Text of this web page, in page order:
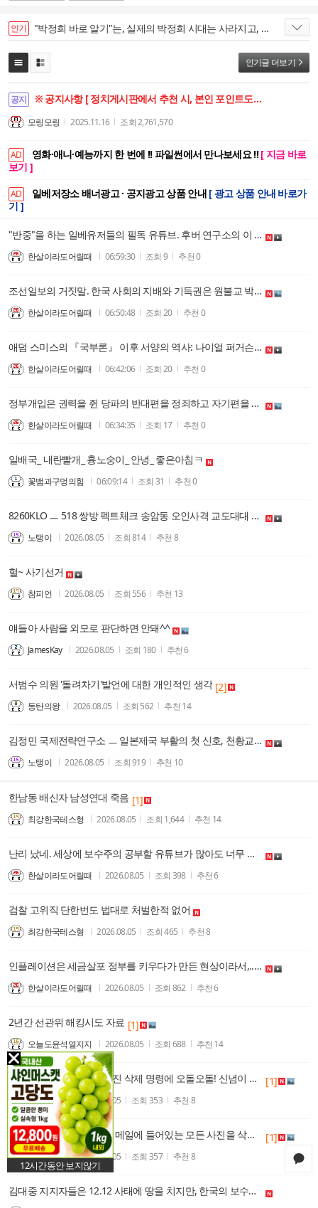
인기 "박정희 바로 알기"는, 실제의 박정희 시대는 사라지고, 전라도색깔로 왜곡된 조갑제 박정희 전기를 기억하는 팔십대 동학노인의 '빽투더 조선왕조 영남"으로 대국민 황당폭탄!
인기글 더보기
공지 ※ 공지사항 [ 정치게시판에서 추천 시, 본인 포인트도 함께 상승합니다. ]
모링모링 2025.11.16 조회2,761,570
AD 영화·애니·예능까지 한 번에 !! 파일썬에서 만나보세요 !! [ 지금 바로
보기 ]
AD 일베저장소 배너광고 · 공지광고 상품 안내 [ 광고 상품 안내 바로가
기 ]
"반중"을 하는 일베유저들의 필독 유튜브. 후버 연구소의 이 유튜브 교육꼭지를 꼭 보자. "진짜 중국공산당의 역사"
한살이라도어릴때 06:59:30 조회 9 추천0
조선일보의 거짓말. 한국 사회의 지배와 기득권은 원불교 박지원-원불교 김무성과 그 연배의 귀족연합임. 40대가 기득권이라??
한살이라도어릴때 06:50:48 조회 20 추천 0
애덤 스미스의 『국부론』 이후 서양의 역사: 나이얼 퍼거슨과 함께
한살이라도어릴때 06:42:06 조회 20 추천 0
정부개입은 권력을 쥔 당파의 반대편을 정죄하고 자기편을 편들기 위함이며, 지난 60여년은 법치주의 미달이다.
한살이라도어릴때 06:34:35 조회 17 추천 0
일배국_ 내란빨개_ 흉노숭이_ 안녕_ 좋은아침ㅋ
꽃뱀과구멍의힘 06:09:14 조회 31 추천0
8260KLO ㅡ 518 쌍방 펙트체크 송암동 오인사격 교도대대 전사자 있나 없나
노탱이 2026.08.05 조회814 추천 8
헐~ 사기선거
참피언 2026.08.05 조회 556 추천 13
얘들아 사람을 외모로 판단하면 안돼^^
JamesKay 2026.08.05 조회 180 추천6
서범수 의원 '돌려차기'발언에 대한 개인적인 생각 [2]
동탄의왕 2026.08.05 조회 562 추천 14
김정민 국제전략연구소 ㅡ 일본제국 부활의 첫 신호, 천황교체
노탱이 2026.08.05 조회919 추천 10
한남동 배신자 남성연대 죽음 [1]
최강한국테스형 2026.08.05 조회 1,644 추천 14
난리 났네. 세상에 보수주의 공부할 유튜브가 많아도 너무 많다. 조갑제닷컴, 조선일보는 시간 낭비다.
한살이라도어릴때 2026.08.05 조회 398 추천6
검찰 고위직 단한번도 법대로 처벌한적 없어
최강한국테스형 2026.08.05 조회465 추천8
인플레이션은 세금살포 정부를 키우다가 만든 현상이라서,..... 저출산도 세금살포정부가 만든 인플레의 산물이다.
한살이라도어릴때 2026.08.05 조회 862 추천6
2년간 선관위 해킹시도 자료 [1]
오늘도윤석열지지 2026.08.05 조회 688 추천 14
일베 운영자! 좆점명이 사진 삭제 명령에 오돌오돌! 신념이 없는 빙신들은 아첨과 아부로 세상에 굴복한다. 복원 사진 올려줄게! [1]
서울어원a1 2026.08.05 조회 353 추천 8
일베 운영자! 다음 개인 이메일에 들어있는 모든 사진을 삭제했네! 이거 존나게 심각한 범죄 행위인데! 그리고 보시다시피 사진 자료를 모두 화이트 처리했구나! 범죄 조직인데! 좆점명이 개새끼한테 경고한다. 표현의 자유를 검열하는 이런 짓거리하면 뒈진다. [1]
서울어원a1 2026.08.05 조회 357 추천 8
김대중 지지자들은 12.12 사태에 땅을 치지만, 한국의 보수진영 지지자들은 이점을 안타까워 한다.
12시간동안 보지않기